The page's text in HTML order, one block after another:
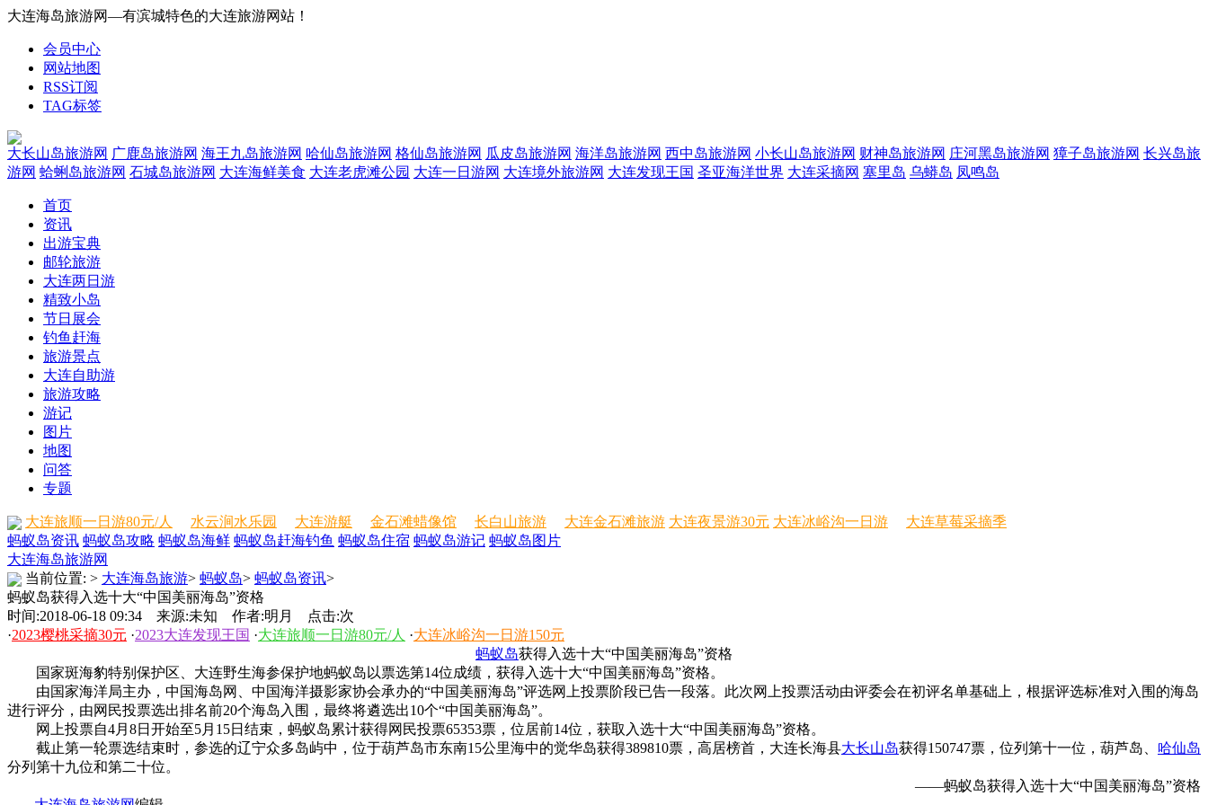
大连海岛旅游网—有滨城特色的大连旅游网站！
会员中心
网站地图
RSS订阅
TAG标签
大长山岛旅游网 广鹿岛旅游网 海王九岛旅游网 哈仙岛旅游网 格仙岛旅游网 瓜皮岛旅游网 海洋岛旅游网 西中岛旅游网 小长山岛旅游网 财神岛旅游网 庄河黑岛旅游网 獐子岛旅游网 长兴岛旅
游网 蛤蜊岛旅游网 石城岛旅游网 大连海鲜美食 大连老虎滩公园 大连一日游网 大连境外旅游网 大连发现王国 圣亚海洋世界 大连采摘网 塞里岛 乌蟒岛 凤鸣岛
首页
资讯
出游宝典
邮轮旅游
大连两日游
精致小岛
节日展会
钓鱼赶海
旅游景点
大连自助游
旅游攻略
游记
图片
地图
问答
专题
大连旅顺一日游80元/人 水云涧水乐园 大连游艇 金石滩蜡像馆 长白山旅游 大连金石滩旅游 大连夜景游30元 大连冰峪沟一日游
大连草莓采摘季
蚂蚁岛资讯 蚂蚁岛攻略 蚂蚁岛海鲜 蚂蚁岛赶海钓鱼 蚂蚁岛住宿 蚂蚁岛游记 蚂蚁岛图片
大连海岛旅游网
当前位置: > 大连海岛旅游> 蚂蚁岛> 蚂蚁岛资讯>
蚂蚁岛获得入选十大“中国美丽海岛”资格
时间:2018-06-18 09:34 来源:未知 作者:明月 点击:次
·2023樱桃采摘30元 ·2023大连发现王国 ·大连旅顺一日游80元/人 ·大连冰峪沟一日游150元
蚂蚁岛获得入选十大“中国美丽海岛”资格
国家斑海豹特别保护区、大连野生海参保护地蚂蚁岛以票选第14位成绩，获得入选十大“中国美丽海岛”资格。
由国家海洋局主办，中国海岛网、中国海洋摄影家协会承办的“中国美丽海岛”评选网上投票阶段已告一段落。此次网上投票活动由评委会在初评名单基础上，根据评选标准对入围的海岛
进行评分，由网民投票选出排名前20个海岛入围，最终将遴选出10个“中国美丽海岛”。
网上投票自4月8日开始至5月15日结束，蚂蚁岛累计获得网民投票65353票，位居前14位，获取入选十大“中国美丽海岛”资格。
截止第一轮票选结束时，参选的辽宁众多岛屿中，位于葫芦岛市东南15公里海中的觉华岛获得389810票，高居榜首，大连长海县大长山岛获得150747票，位列第十一位，葫芦岛、 哈仙岛
分列第十九位和第二十位。
——蚂蚁岛获得入选十大“中国美丽海岛”资格